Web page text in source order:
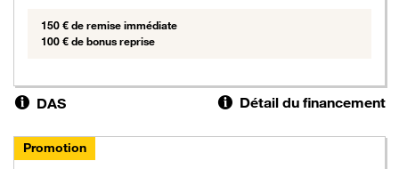
150 € de remise immédiate
100 € de bonus reprise
DAS Détail du financement
Promotion